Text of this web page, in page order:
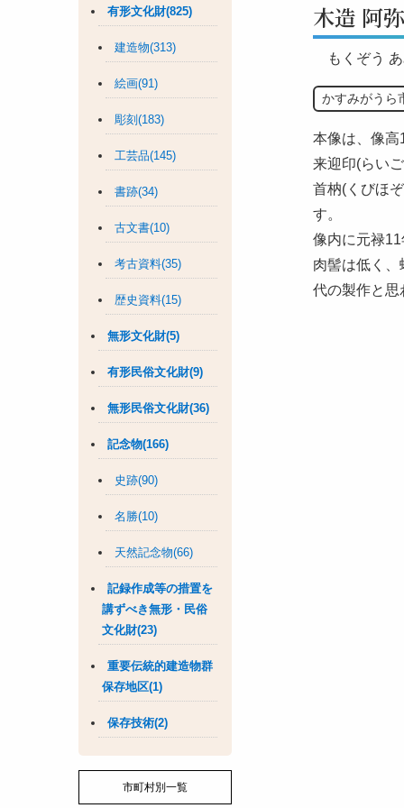
有形文化財(825)
建造物(313)
絵画(91)
彫刻(183)
工芸品(145)
書跡(34)
古文書(10)
考古資料(35)
歴史資料(15)
無形文化財(5)
有形民俗文化財(9)
無形民俗文化財(36)
記念物(166)
史跡(90)
名勝(10)
天然記念物(66)
記録作成等の措置を
講ずべき無形・民俗
文化財(23)
重要伝統的建造物群
保存地区(1)
保存技術(2)
市町村別一覧
木造 阿
もくぞう
かすみがうら
本像は、像高
来迎印(らい
首枘(くびほ
す。
像内に元禄
肉髻は低く
代の製作と思